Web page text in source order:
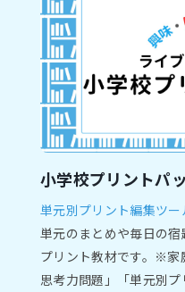
小学校プリントパ
単元別プリント編集ツ
単元のまとめや毎日の
プリント教材です。※家
思考力問題」「単元別